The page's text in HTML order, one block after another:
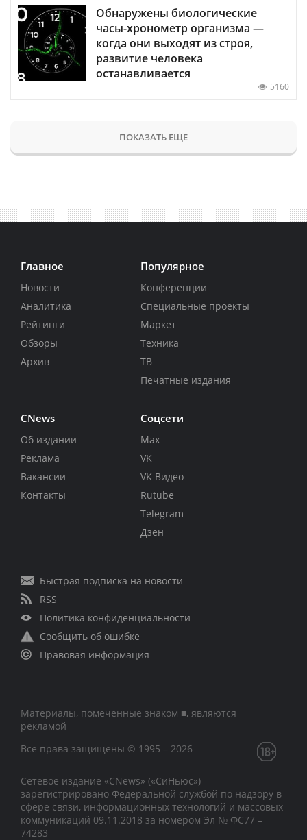
Обнаружены биологические
часы-хронометр организма —
когда они выходят из строя,
развитие человека
останавливается
5160
ПОКАЗАТЬ ЕЩЕ
Главное
Новости
Аналитика
Рейтинги
Обзоры
Архив
Популярное
Конференции
Специальные проекты
Маркет
Техника
ТВ
Печатные издания
CNews
Об издании
Реклама
Вакансии
Контакты
Соцсети
Max
VK
VK Видео
Rutube
Telegram
Дзен
Быстрая подписка на новости
RSS
Политика конфиденциальности
Сообщить об ошибке
Правовая информация
Материалы, помеченные знаком ■, являются
рекламой
Все права защищены © 1995 – 2026
Сетевое издание «CNews» («СиНьюс»)
зарегистрировано Федеральной службой по надзору в
сфере связи, информационных технологий и массовых
коммуникаций 09.11.2018 за номером Эл № ФС77 –
74283